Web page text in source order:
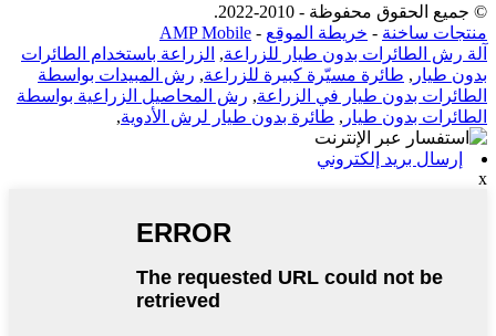
© جميع الحقوق محفوظة - 2010-2022.
منتجات ساخنة - خريطة الموقع -
AMP Mobile
آلة رش الطائرات بدون طيار للزراعة, الزراعة باستخدام الطائرات
بدون طيار , طائرة مسيّرة كبيرة للزراعة, رش المبيدات بواسطة
الطائرات بدون طيار في الزراعة, رش المحاصيل الزراعية بواسطة
الطائرات بدون طيار , طائرة بدون طيار لرش الأدوية,
إرسال بريد إلكتروني
x